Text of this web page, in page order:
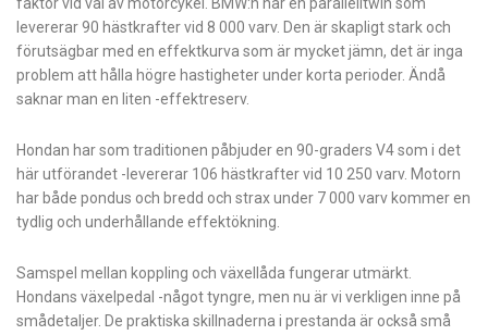
faktor vid val av motorcykel. BMW:n har en parallelltwin som
levererar 90 hästkrafter vid 8 000 varv. Den är skapligt stark och
förutsägbar med en effektkurva som är mycket jämn, det är inga
problem att hålla högre hastigheter under korta perioder. Ändå
saknar man en liten -effektreserv.
Hondan har som traditionen påbjuder en 90-graders V4 som i det
här utförandet -levererar 106 hästkrafter vid 10 250 varv. Motorn
har både pondus och bredd och strax under 7 000 varv kommer en
tydlig och underhållande effektökning.
Samspel mellan koppling och växellåda fungerar utmärkt.
Hondans växelpedal -något tyngre, men nu är vi verkligen inne på
smådetaljer. De praktiska skillnaderna i prestanda är också små